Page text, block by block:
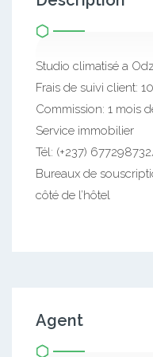
Studio climatisé a
Frais de suivi client:
Commission: 1 mois
Service immobilier
Tél: (+237)
Bureaux de
côté de l’hôtel
Agent